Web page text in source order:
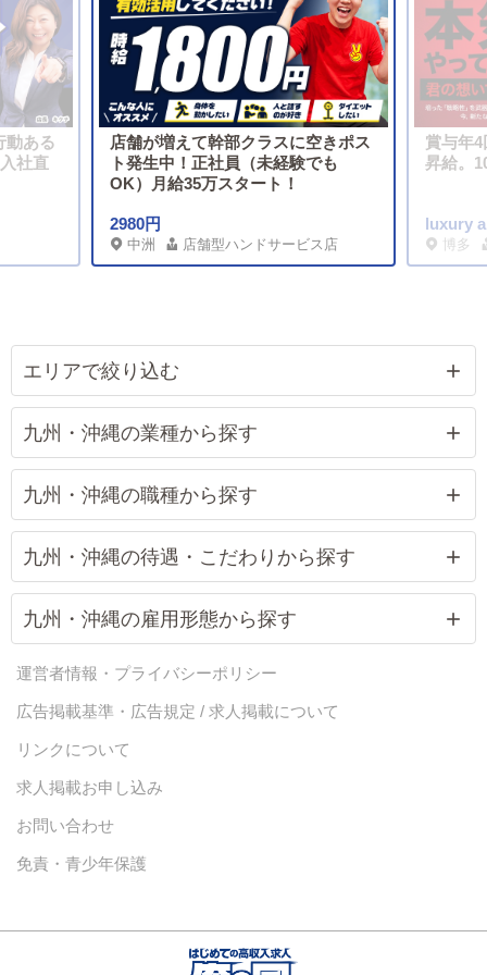
動ある
社直
店舗が増えて幹部クラスに空きポス
ト発生中！正社員（未経験でも
OK）月給35万スタート！
2980円
中洲 店舗型ハンドサービス店
賞与年
昇給。
luxury
博多
エリアで絞り込む
九州・沖縄の業種から探す
九州・沖縄の職種から探す
九州・沖縄の待遇・こだわりから探す
九州・沖縄の雇用形態から探す
運営者情報・プライバシーポリシー
広告掲載基準・広告規定 / 求人掲載について
リンクについて
求人掲載お申し込み
お問い合わせ
免責・青少年保護